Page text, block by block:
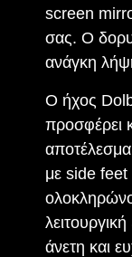
screen
σας. Ο
ανάγκη
Ο ήχος
προσφέρει
με side feet
άνετη και